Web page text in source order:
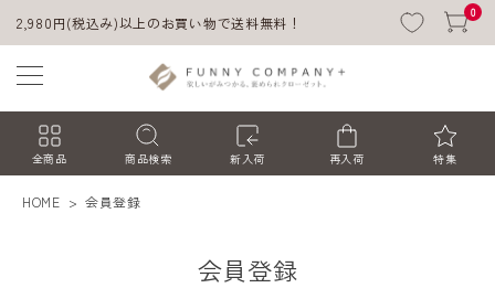
2,980円(税込み)以上のお買い物で送料無料！
0
全商品 商品検索 新入荷 再入荷 特集
HOME 会員登録
会員登録